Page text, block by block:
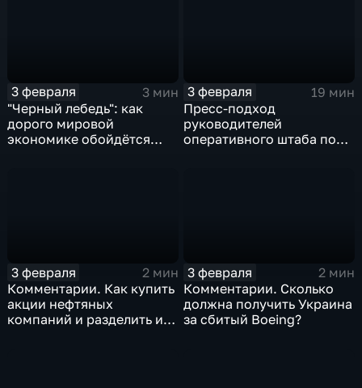
3 февраля
3 мин
"Черный лебедь": как
дорого мировой
экономике обойдётся
3 февраля
19 мин
Пресс-подход
руководителей
оперативного штаба по
3 февраля
2 мин
Комментарии. Как купить
акции нефтяных
компаний и разделить их
3 февраля
2 мин
Комментарии. Сколько
должна получить Украина
за сбитый Boeing?